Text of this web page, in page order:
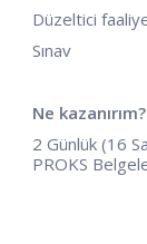
Düzeltici
Sınav
Ne kazanırım?
2 Günlük (16
PROKS